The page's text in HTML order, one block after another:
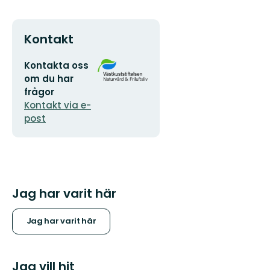
Kontakt
E-
postadress
Kontakta oss
om du har
frågor
Kontakt via e-
post
Organisationens
logotyp
Jag har varit här
Jag har varit här
Jag vill hit